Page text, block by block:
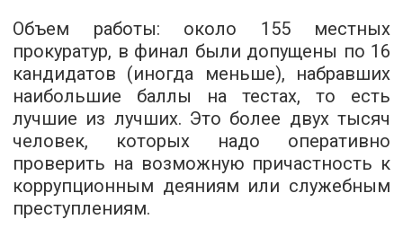
Объем работы: около 155 местных
прокуратур, в финал были допущены по 16
кандидатов (иногда меньше), набравших
наибольшие баллы на тестах, то есть
лучшие из лучших. Это более двух тысяч
человек, которых надо оперативно
проверить на возможную причастность к
коррупционным деяниям или служебным
преступлениям.